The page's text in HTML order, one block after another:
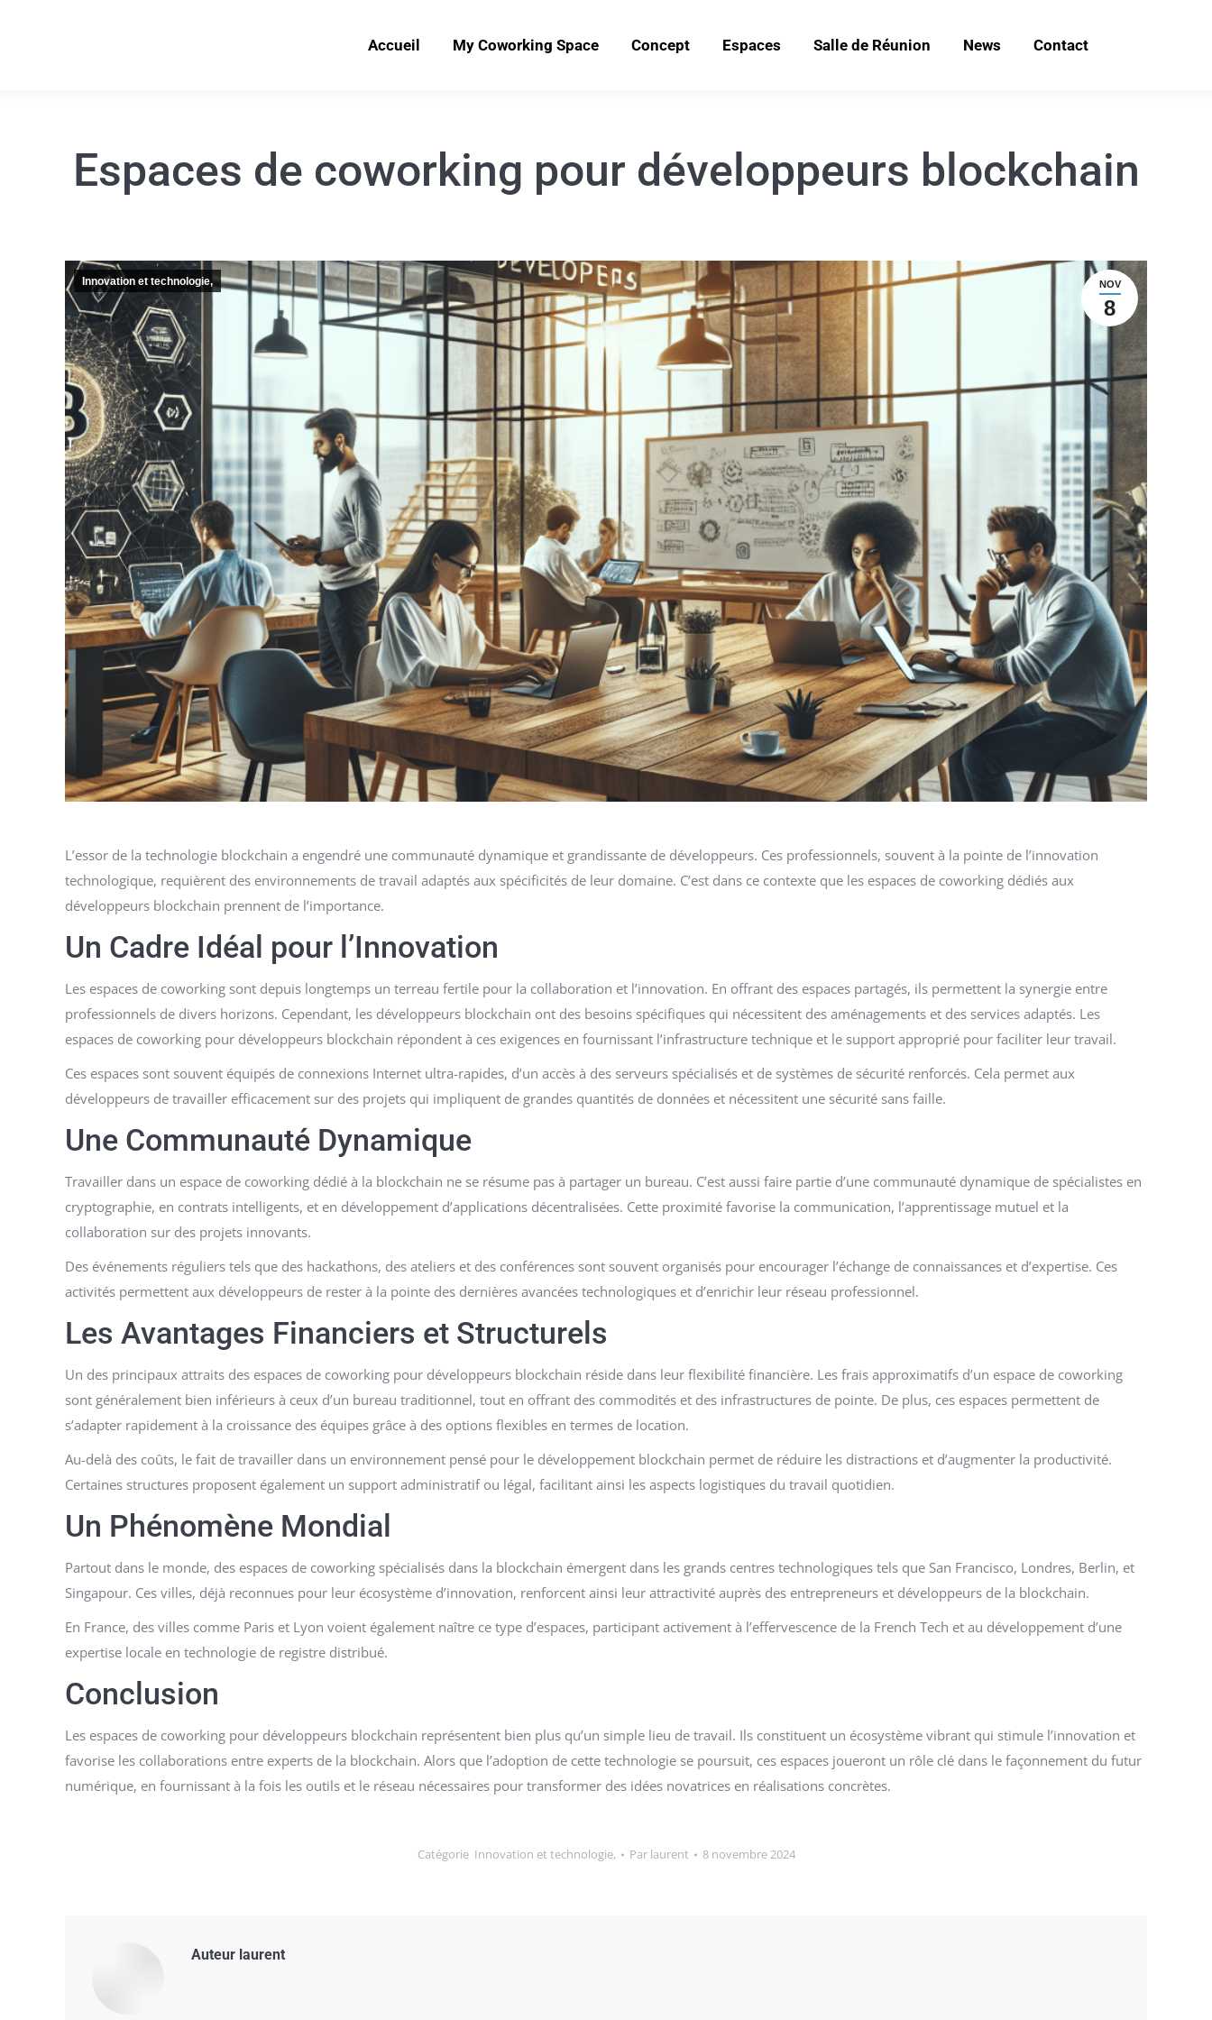
Accueil My Coworking Space Concept Espaces Salle de Réunion News Contact
Espaces de coworking pour développeurs blockchain
NOV
8
Innovation et technologie,
L’essor de la technologie blockchain a engendré une communauté dynamique et grandissante de développeurs. Ces professionnels, souvent à la pointe de l’innovation
technologique, requièrent des environnements de travail adaptés aux spécificités de leur domaine. C’est dans ce contexte que les espaces de coworking dédiés aux
développeurs blockchain prennent de l’importance.
Un Cadre Idéal pour l’Innovation
Les espaces de coworking sont depuis longtemps un terreau fertile pour la collaboration et l’innovation. En offrant des espaces partagés, ils permettent la synergie entre
professionnels de divers horizons. Cependant, les développeurs blockchain ont des besoins spécifiques qui nécessitent des aménagements et des services adaptés. Les
espaces de coworking pour développeurs blockchain répondent à ces exigences en fournissant l’infrastructure technique et le support approprié pour faciliter leur travail.
Ces espaces sont souvent équipés de connexions Internet ultra-rapides, d’un accès à des serveurs spécialisés et de systèmes de sécurité renforcés. Cela permet aux
développeurs de travailler efficacement sur des projets qui impliquent de grandes quantités de données et nécessitent une sécurité sans faille.
Une Communauté Dynamique
Travailler dans un espace de coworking dédié à la blockchain ne se résume pas à partager un bureau. C’est aussi faire partie d’une communauté dynamique de spécialistes en
cryptographie, en contrats intelligents, et en développement d’applications décentralisées. Cette proximité favorise la communication, l’apprentissage mutuel et la
collaboration sur des projets innovants.
Des événements réguliers tels que des hackathons, des ateliers et des conférences sont souvent organisés pour encourager l’échange de connaissances et d’expertise. Ces
activités permettent aux développeurs de rester à la pointe des dernières avancées technologiques et d’enrichir leur réseau professionnel.
Les Avantages Financiers et Structurels
Un des principaux attraits des espaces de coworking pour développeurs blockchain réside dans leur flexibilité financière. Les frais approximatifs d’un espace de coworking
sont généralement bien inférieurs à ceux d’un bureau traditionnel, tout en offrant des commodités et des infrastructures de pointe. De plus, ces espaces permettent de
s’adapter rapidement à la croissance des équipes grâce à des options flexibles en termes de location.
Au-delà des coûts, le fait de travailler dans un environnement pensé pour le développement blockchain permet de réduire les distractions et d’augmenter la productivité.
Certaines structures proposent également un support administratif ou légal, facilitant ainsi les aspects logistiques du travail quotidien.
Un Phénomène Mondial
Partout dans le monde, des espaces de coworking spécialisés dans la blockchain émergent dans les grands centres technologiques tels que San Francisco, Londres, Berlin, et
Singapour. Ces villes, déjà reconnues pour leur écosystème d’innovation, renforcent ainsi leur attractivité auprès des entrepreneurs et développeurs de la blockchain.
En France, des villes comme Paris et Lyon voient également naître ce type d’espaces, participant activement à l’effervescence de la French Tech et au développement d’une
expertise locale en technologie de registre distribué.
Conclusion
Les espaces de coworking pour développeurs blockchain représentent bien plus qu’un simple lieu de travail. Ils constituent un écosystème vibrant qui stimule l’innovation et
favorise les collaborations entre experts de la blockchain. Alors que l’adoption de cette technologie se poursuit, ces espaces joueront un rôle clé dans le façonnement du futur
numérique, en fournissant à la fois les outils et le réseau nécessaires pour transformer des idées novatrices en réalisations concrètes.
Catégorie Innovation et technologie, Par laurent 8 novembre 2024
Auteur laurent